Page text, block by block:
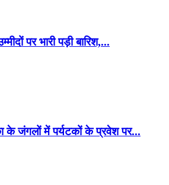
पर भारी पड़ी बारिश,...
के जंगलों में पर्यटकों के प्रवेश पर...